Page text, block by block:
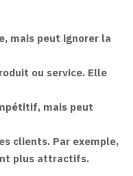
mais peut ignorer la
ou service. Elle
mais peut
clients. Par exemple,
plus attractifs.